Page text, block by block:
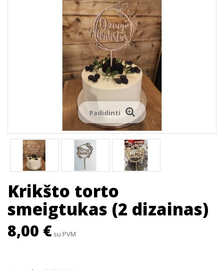
Padidinti
Krikšto torto
smeigtukas (2 dizainas)
8,00 € su PVM